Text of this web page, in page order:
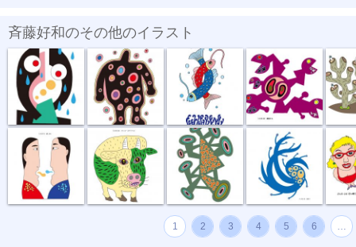
斉藤好和のその他のイラスト
傘がない 正体不明 深海の恋
話し合い オハヨーゴザ... 噂の出所 風祭り ハイ
1 2 3 4 5 6 …